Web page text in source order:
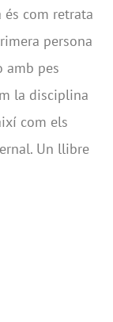
és com retrata
persona
amb pes
la disciplina
com els
Un llibre